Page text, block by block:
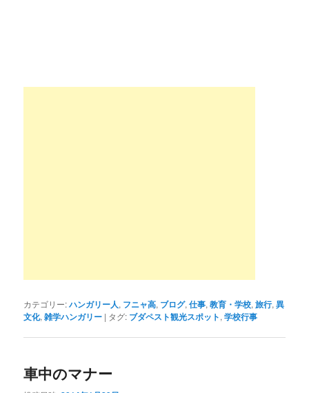
カテゴリー:ハンガリー人, フニャ高, ブログ,仕事,教育・学校,旅行,異
文化,雑学ハンガリー | タグ: ブダペスト観光スポット,学校行事
車中のマナー